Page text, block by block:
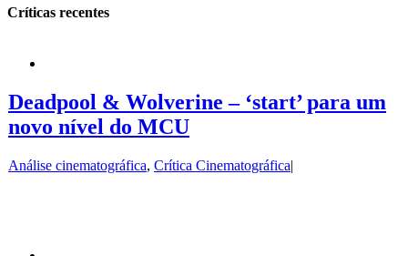
Críticas recentes
Deadpool & Wolverine – ‘start’ para um
novo nível do MCU
Análise cinematográfica, Crítica Cinematográfica|